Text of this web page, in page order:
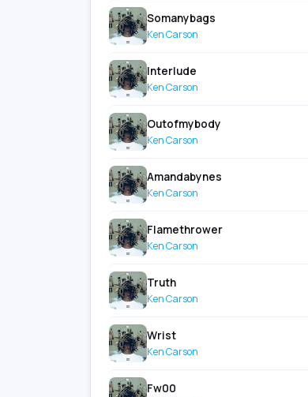
Somanybags
Ken Carson
Interlude
Ken Carson
Outofmybody
Ken Carson
Amandabynes
Ken Carson
Flamethrower
Ken Carson
Truth
Ken Carson
Wrist
Ken Carson
Fw00